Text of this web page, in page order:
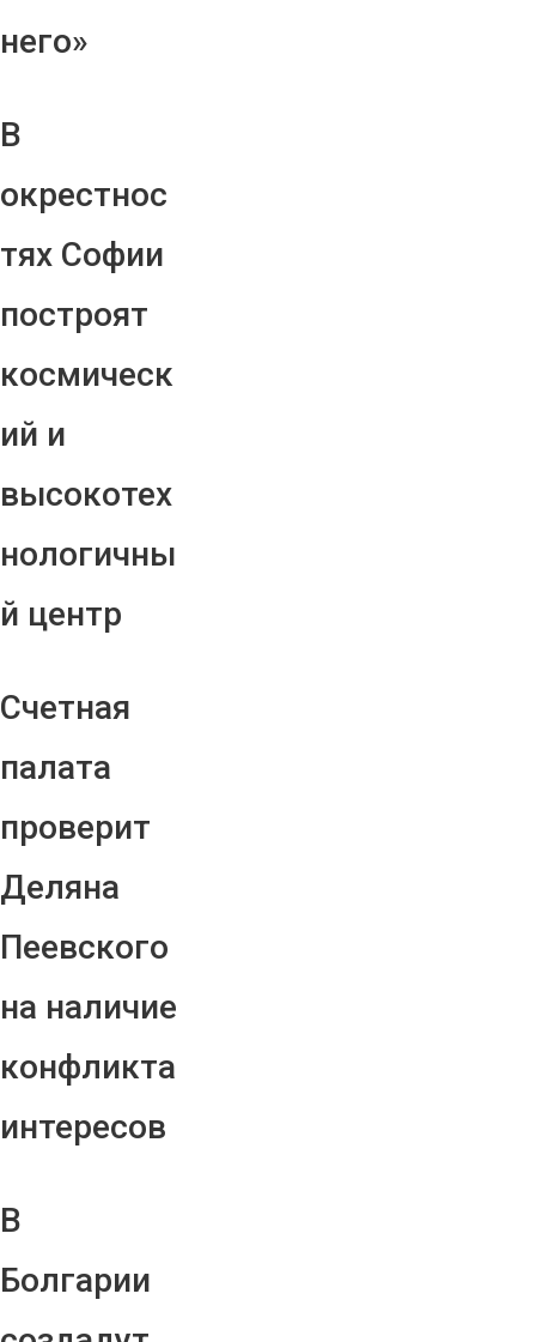
него»
В
окрестнос
тях Софии
построят
космическ
ий и
высокотех
нологичны
й центр
Счетная
палата
проверит
Деляна
Пеевского
на наличие
конфликта
интересов
В
Болгарии